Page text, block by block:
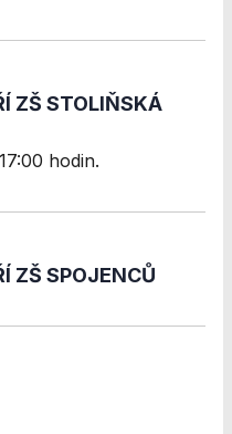
ZŠ STOLIŇSKÁ
hodin.
ZŠ SPOJENCŮ
nevyjádříte
souhlas, nebudete
a reklam